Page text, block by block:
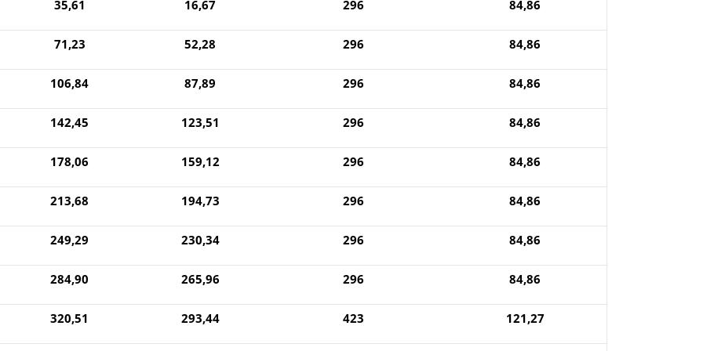
35,61 16,67 296 84,86
71,23 52,28 296 84,86
106,84 87,89 296 84,86
142,45 123,51 296 84,86
178,06 159,12 296 84,86
213,68 194,73 296 84,86
249,29 230,34 296 84,86
284,90 265,96 296 84,86
320,51 293,44 423 121,27